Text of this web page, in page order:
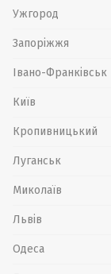
Ужгород
Запоріжжя
Івано-Франківськ
Київ
Кропивницький
Луганськ
Миколаїв
Львів
Одеса